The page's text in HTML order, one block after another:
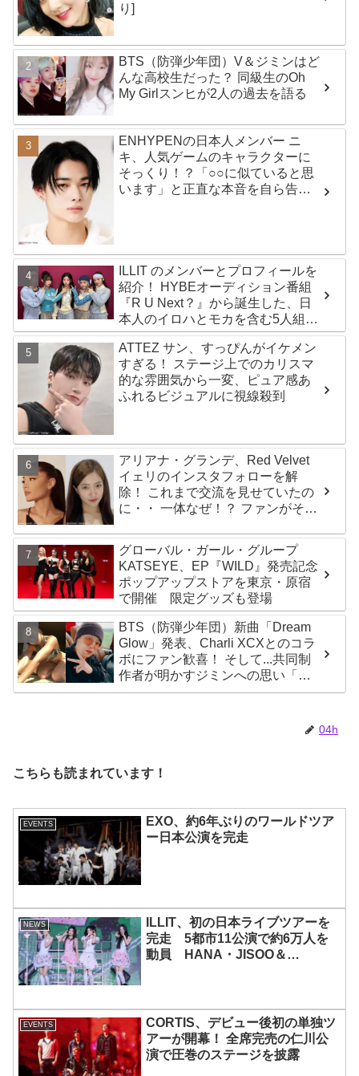
り]
BTS（防弾少年団）V＆ジミンはど
んな高校生だった？ 同級生のOh
My Girlスンヒが2人の過去を語る
ENHYPENの日本人メンバー ニ
キ、人気ゲームのキャラクターに
そっくり！？「○○に似ていると思
います」と正直な本音を自ら告
ILLIT のメンバーとプロフィールを
紹介！ HYBEオーディション番組
『R U Next？』から誕生した、日
本人のイロハとモカを含む5人組ガ
ールズグループ！ デビュー曲
「Magnetic」がいきなりの大ヒッ
ト
ATTEZ サン、すっぴんがイケメン
すぎる！ ステージ上でのカリスマ
的な雰囲気から一変、ピュア感あ
ふれるビジュアルに視線殺到
アリアナ・グランデ、Red Velvet
イェリのインスタフォローを解
除！ これまで交流を見せていたの
に・・ 一体なぜ！？ ファンがその
グローバル・ガール・グループ
KATSEYE、EP『WILD』発売記念
ポップアップストアを東京・原宿
で開催 限定グッズも登場
BTS（防弾少年団）新曲「Dream
Glow」発表、Charli XCXとのコラ
ボにファン歓喜！ そして...共同制
作者が明かすジミンへの思い「彼
の夢、そして彼の絶望から生まれ
04h
こちらも読まれています！
EVENTS
EXO、約6年ぶりのワールドツア
ー日本公演を完走
NEWS
ILLIT、初の日本ライブツアーを
完走 5都市11公演で約6万人を
動員 HANA・JISOO＆
EVENTS
CORTIS、デビュー後初の単独ツ
アーが開幕！ 全席完売の仁川公
演で圧巻のステージを披露